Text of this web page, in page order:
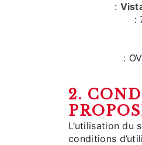
:
:
:
2.
L’utilisation du
conditions